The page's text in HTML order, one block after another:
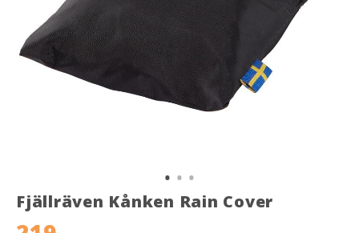
Fjällräven Kånken Rain Cover